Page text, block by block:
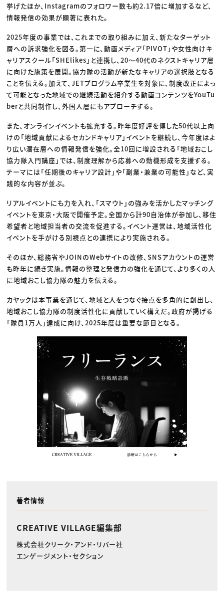
挙げたほか、Instagramのフォロワー数も約2.17倍に増加するなど、
情報発信の効果が顕著に表れた。
2025年度の事業では、これまでの取り組みに加え、新たなターゲット
層への訴求強化を図る。第一に、動画メディア「PIVOT」や女性向けキ
ャリアスクール「SHElikes」と連携し、20〜40代のネクストキャリア層
に向けた施策を展開。協力隊の活動が新たなキャリアの選択肢となる
ことを伝える。加えて、JETプログラム卒業生を対象に、制度改正によっ
て可能となった地域での継続活動を紹介する動画コンテンツをYouTu
berと共同制作し、外国人層にもアプローチする。
また、オンラインイベントも拡充する。昨年度好評を博した50代以上向
けの「地域貢献によるセカンドキャリア」イベントを継続し、今年度はよ
り広い潜在層への情報発信を強化。全10回に増設される「地域おこし
協力隊入門講座」では、制度理解から応募への動機形成を支援する。
テーマには「任期後のキャリア設計」や「副業・兼業の可能性」など、実
践的な内容が並ぶ。
リアルイベントにも力を入れ、「スマウト」の強みを活かしたマッチング
イベントを東京・大阪で開催予定。全国から計90自治体が参加し、移住
希望者と地域担当者の交流を促進する。イベント運営は、地域活性化
イベントを手がける別視点との連携により実施される。
そのほか、総務省やJOINのWebサイトの改修、SNSアカウントの運営
も昨年に続き実施。情報の整理と発信力の強化を通じて、より多くの人
に地域おこし協力隊の魅力を伝える。
カヤックは本事業を通じて、地域と人をつなぐ接点を多角的に創出し、
地域おこし協力隊の制度活性化に貢献していく構えだ。政府が掲げる
「隊員1万人」達成に向け、2025年度は重要な節目となる。
著者情報
CREATIVE VILLAGE編集部
株式会社クリーク・アンド・リバー社
エンゲージメント・セクション